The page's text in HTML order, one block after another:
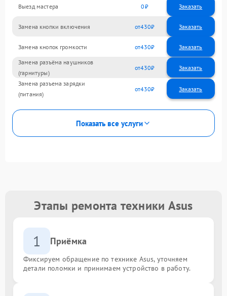
Выезд мастера 0 Заказать
Замена кнопки включения 430
Замена кнопок громкости 430
Замена разъёма наушников
(гарнитуры)
430
Замена разъема зарядки
(питания)
430
Показать все услуги
Этапы ремонта техники Asus
1 Приёмка
Фиксируем обращение по технике Asus, уточняем
детали поломки и принимаем устройство в работу.